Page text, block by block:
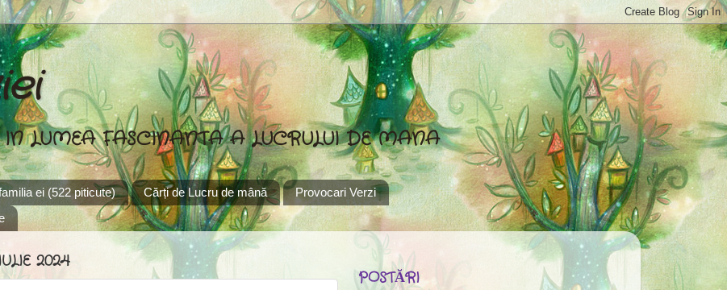
LUMEA FASCINANTA A LUCRULUI DE MANA
ei (522 piticute) Cărți de Lucru de mână
Provocari Verzi
2024
POSTĂRI